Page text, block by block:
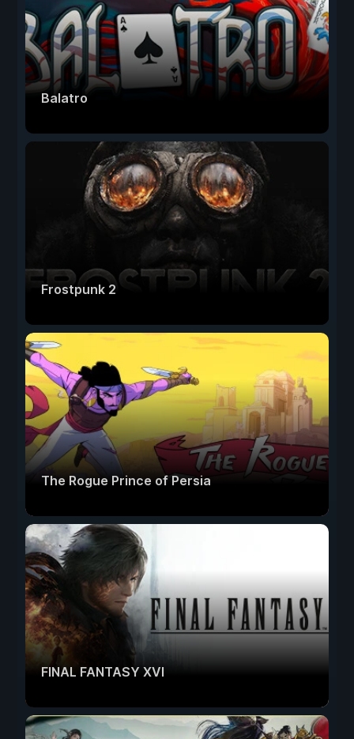
Balatro
Frostpunk 2
The Rogue Prince of Persia
FINAL FANTASY XVI